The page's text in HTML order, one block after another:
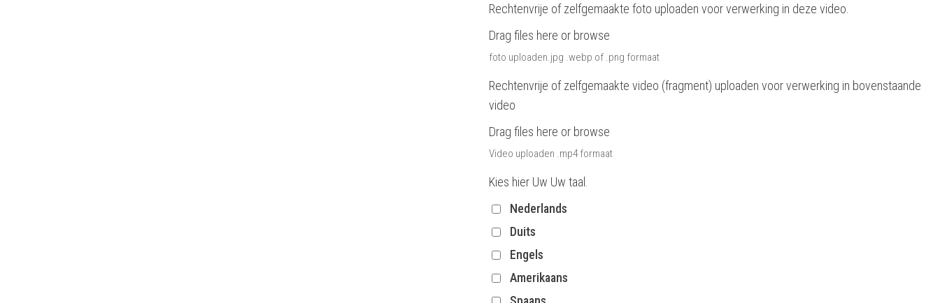
Rechtenvrije of zelfgemaakte foto uploaden voor verwerking in deze video.
Drag files here or browse
foto uploaden.jpg .webp of .png formaat
Rechtenvrije of zelfgemaakte video (fragment) uploaden voor verwerking in bovenstaande
video
Drag files here or browse
Video uploaden .mp4 formaat
Kies hier Uw Uw taal.
Nederlands
Duits
Engels
Amerikaans